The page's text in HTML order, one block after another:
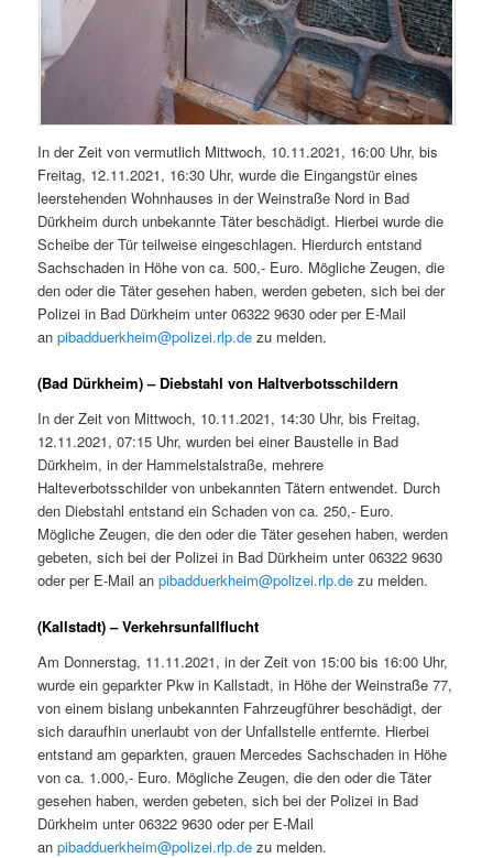
In der Zeit von vermutlich Mittwoch, 10.11.2021, 16:00 Uhr, bis
Freitag, 12.11.2021, 16:30 Uhr, wurde die Eingangstür eines
leerstehenden Wohnhauses in der Weinstraße Nord in Bad
Dürkheim durch unbekannte Täter beschädigt. Hierbei wurde die
Scheibe der Tür teilweise eingeschlagen. Hierdurch entstand
Sachschaden in Höhe von ca. 500,- Euro. Mögliche Zeugen, die
den oder die Täter gesehen haben, werden gebeten, sich bei der
Polizei in Bad Dürkheim unter 06322 9630 oder per E-Mail
anpibadduerkheim@polizei.rlp.de zu melden.
(Bad Dürkheim) – Diebstahl von Haltverbotsschildern
In der Zeit von Mittwoch, 10.11.2021, 14:30 Uhr, bis Freitag,
12.11.2021, 07:15 Uhr, wurden bei einer Baustelle in Bad
Dürkheim, in der Hammelstalstraße, mehrere
Halteverbotsschilder von unbekannten Tätern entwendet. Durch
den Diebstahl entstand ein Schaden von ca. 250,- Euro.
Mögliche Zeugen, die den oder die Täter gesehen haben, werden
gebeten, sich bei der Polizei in Bad Dürkheim unter 06322 9630
oder per E-Mail anpibadduerkheim@polizei.rlp.de zu melden.
(Kallstadt) – Verkehrsunfallflucht
Am Donnerstag, 11.11.2021, in der Zeit von 15:00 bis 16:00 Uhr,
wurde ein geparkter Pkw in Kallstadt, in Höhe der Weinstraße 77,
von einem bislang unbekannten Fahrzeugführer beschädigt, der
sich daraufhin unerlaubt von der Unfallstelle entfernte. Hierbei
entstand am geparkten, grauen Mercedes Sachschaden in Höhe
von ca. 1.000,- Euro. Mögliche Zeugen, die den oder die Täter
gesehen haben, werden gebeten, sich bei der Polizei in Bad
Dürkheim unter 06322 9630 oder per E-Mail
anpibadduerkheim@polizei.rlp.de zu melden.